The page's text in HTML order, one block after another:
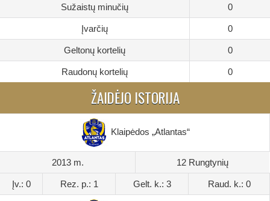
Sužaistų minučių 0
Įvarčių 0
Geltonų kortelių 0
Raudonų kortelių 0
ŽAIDĖJO ISTORIJA
Klaipėdos „Atlantas“
2013 m. 12 Rungtynių
Įv.: 0 Rez. p.: 1 Gelt. k.: 3 Raud. k.: 0